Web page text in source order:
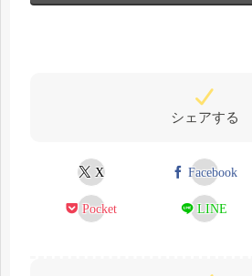
シェアする
X Facebook
Pocket LINE